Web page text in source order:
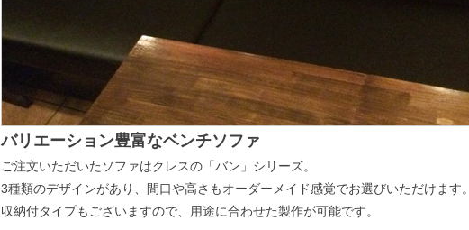
バリエーション豊富なベンチソファ
ご注文いただいたソファはクレスの「バン」シリーズ。
3種類のデザインがあり、間口や高さもオーダーメイド感覚でお選びいただけます。
収納付タイプもございますので、用途に合わせた製作が可能です。